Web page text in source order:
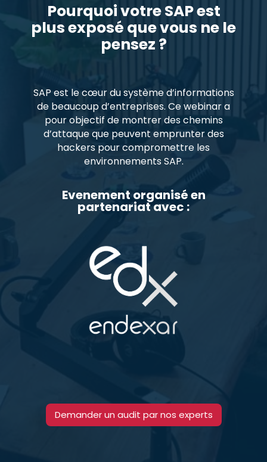
Pourquoi votre SAP est
plus exposé que vous ne le
pensez ?
SAP est le cœur du système d’informations
de beaucoup d’entreprises. Ce webinar a
pour objectif de montrer des chemins
d’attaque que peuvent emprunter des
hackers pour compromettre les
environnements SAP.
Evenement organisé en
partenariat avec :
Demander un audit par nos experts